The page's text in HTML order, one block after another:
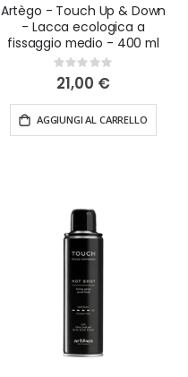
Artègo - Touch Up & Down
- Lacca ecologica a
fissaggio medio - 400 ml
Rating:
0%
21,00 €
AGGIUNGI AL CARRELLO